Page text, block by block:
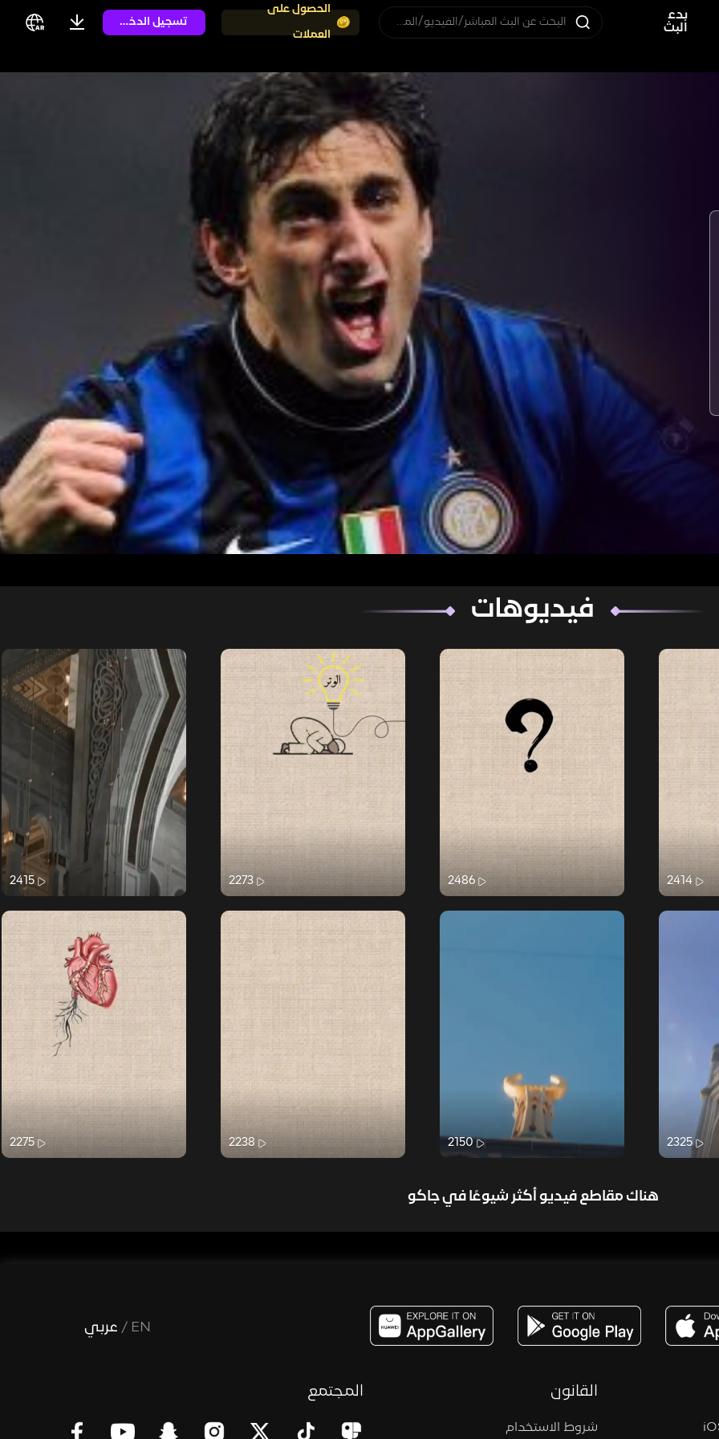
بدء
البث
البحث عن البث المباشر/الفيديو/المستخدم
الحصول على
العملات
تسجيل الدخول
فيديوهات
2414
2486
2273
2415
2325
2150
2238
2275
هناك مقاطع فيديو أكثر شيوعًا في جاكو
EN
/ عربي
القانون
شروط الاستخدام
المجتمع